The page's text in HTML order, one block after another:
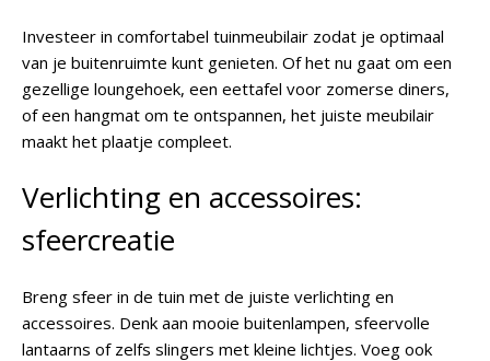
Investeer in comfortabel tuinmeubilair zodat je optimaal
van je buitenruimte kunt genieten. Of het nu gaat om een
gezellige loungehoek, een eettafel voor zomerse diners,
of een hangmat om te ontspannen, het juiste meubilair
maakt het plaatje compleet.
Verlichting en accessoires:
sfeercreatie
Breng sfeer in de tuin met de juiste verlichting en
accessoires. Denk aan mooie buitenlampen, sfeervolle
lantaarns of zelfs slingers met kleine lichtjes. Voeg ook